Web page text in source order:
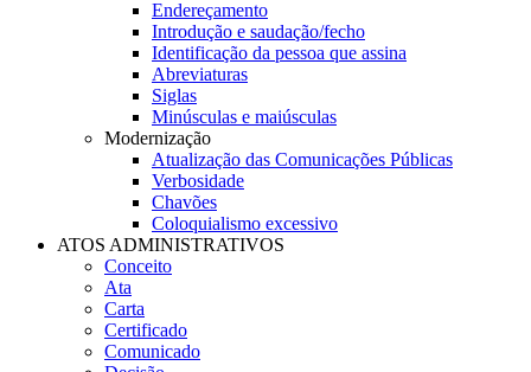
Endereçamento
Introdução e saudação/fecho
Identificação da pessoa que assina
Abreviaturas
Siglas
Minúsculas e maiúsculas
Modernização
Atualização das Comunicações Públicas
Verbosidade
Chavões
Coloquialismo excessivo
ATOS ADMINISTRATIVOS
Conceito
Ata
Carta
Certificado
Comunicado